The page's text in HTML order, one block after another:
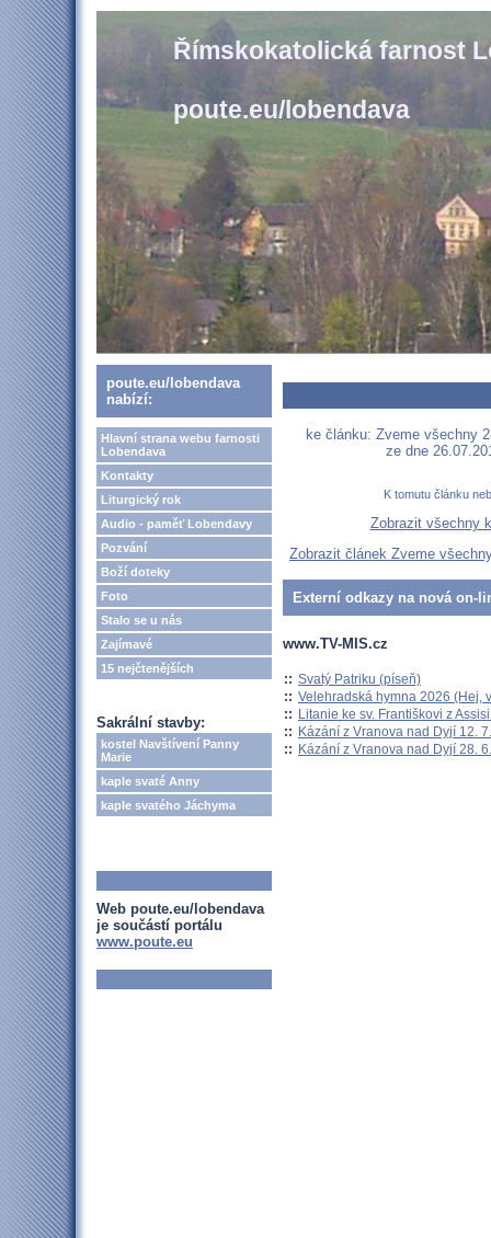
Římskokatolická farnost
poute.eu/lobendava
poute.eu/lobendava
nabízí:
Hlavní strana webu farnosti
Lobendava
Kontakty
Liturgický rok
Audio - paměť Lobendavy
Pozvání
Boží doteky
Foto
Stalo se u nás
Zajímavé
15 nejčtenějších
Sakrální stavby:
kostel Navštívení Panny
Marie
kaple svaté Anny
kaple svatého Jáchyma
Web poute.eu/lobendava
je součástí portálu
www.poute.eu
ke článku: Zveme všechny
ze dne
K tomutu článku
Zobrazit všechny
Zobrazit článek Zveme
Externí odkazy na nová on-
www.TV-MIS.cz
:: Svatý Patriku (píseň)
:: Velehradská hymna 2026 (Hej,
:: Litanie ke sv. Františkovi z
:: Kázání z Vranova nad Dyjí 12.
:: Kázání z Vranova nad Dyjí 28.